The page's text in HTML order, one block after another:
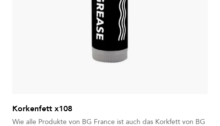
Korkenfett x108
Wie alle Produkte von BG France ist auch das Korkfett von BG